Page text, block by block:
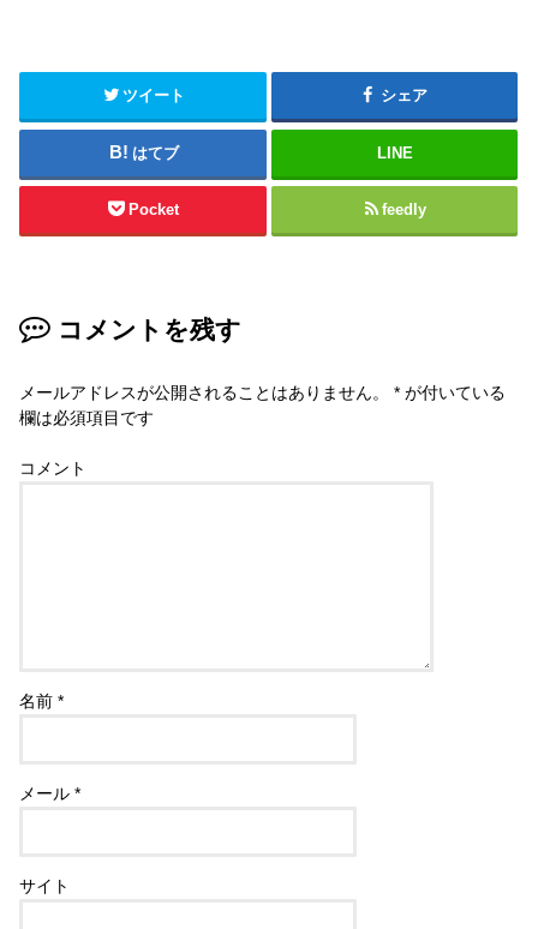
ツイート シェア
はてブ LINE
Pocket feedly
コメントを残す
メールアドレスが公開されることはありません。 * が付いている
欄は必須項目です
コメント
名前*
メール*
サイト